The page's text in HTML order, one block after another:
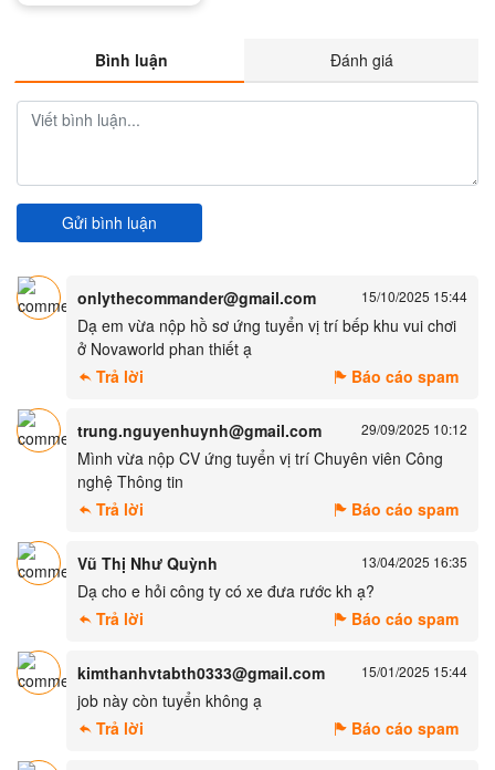
Bình luận Đánh giá
Gửi bình luận
onlythecommander@gmail.com 15/10/2025 15:44
Dạ em vừa nộp hồ sơ ứng tuyển vị trí bếp khu vui chơi
ở Novaworld phan thiết ạ
Trả lời
Báo cáo spam
trung.nguyenhuynh@gmail.com 29/09/2025 10:12
Mình vừa nộp CV ứng tuyển vị trí Chuyên viên Công
nghệ Thông tin
Trả lời
Báo cáo spam
Vũ Thị Như Quỳnh 13/04/2025 16:35
Dạ cho e hỏi công ty có xe đưa rước kh ạ?
Trả lời
Báo cáo spam
kimthanhvtabth0333@gmail.com 15/01/2025 15:44
job này còn tuyển không ạ
Trả lời
Báo cáo spam